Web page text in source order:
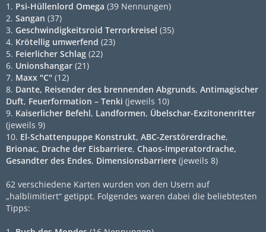
1. Psi-Hüllenlord Omega (39 Nennungen)
2. Sangan (37)
3. Geschwindigkeitsroid Terrorkreisel (35)
4. Krötellig umwerfend (23)
5. Feierlicher Schlag (22)
6. Unionshangar (21)
7. Maxx "C" (12)
8. Dante, Reisender des brennenden Abgrunds, Antimagischer
Duft, Feuerformation – Tenki (jeweils 10)
9. Kaiserlicher Befehl, Landformen, Übelschar-Exzitonenritter
(jeweils 9)
10. El-Schattenpuppe Konstrukt, ABC-Zerstörerdrache,
Brionac, Drache der Eisbarriere, Chaos-Imperatordrache,
Gesandter des Endes, Dimensionsbarriere (jeweils 8)
62 verschiedene Karten wurden von den Usern auf
„halblimitiert“ getippt. Folgendes waren dabei die beliebtesten
Tipps: